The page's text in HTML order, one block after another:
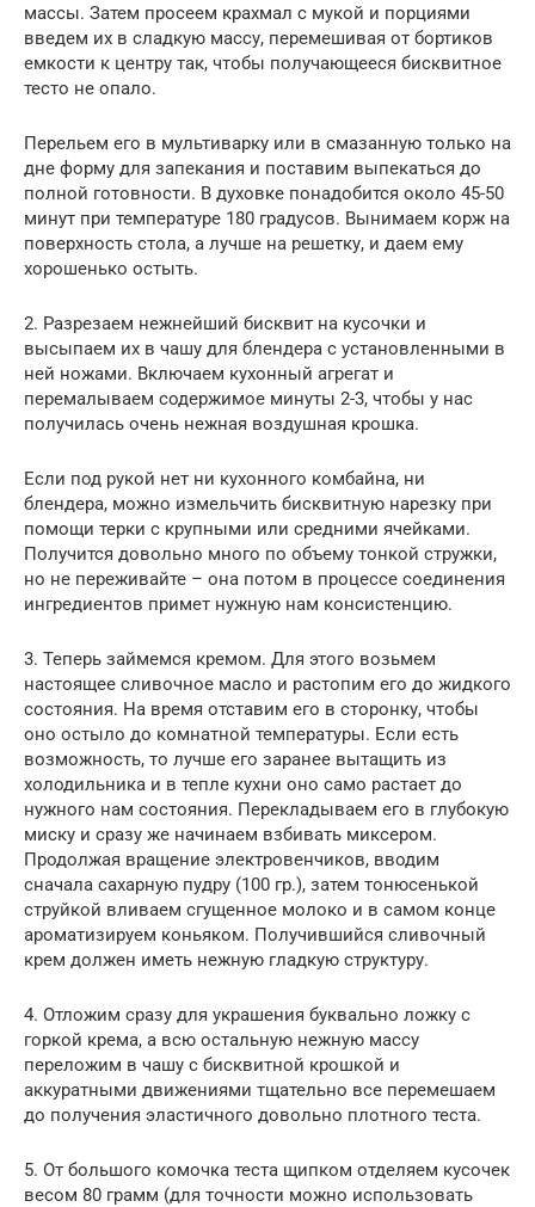
массы. Затем просеем крахмал с мукой и порциями
введем их в сладкую массу, перемешивая от бортиков
емкости к центру так, чтобы получающееся бисквитное
тесто не опало.
Перельем его в мультиварку или в смазанную только на
дне форму для запекания и поставим выпекаться до
полной готовности. В духовке понадобится около 45-50
минут при температуре 180 градусов. Вынимаем корж на
поверхность стола, а лучше на решетку, и даем ему
хорошенько остыть.
2. Разрезаем нежнейший бисквит на кусочки и
высыпаем их в чашу для блендера с установленными в
ней ножами. Включаем кухонный агрегат и
перемалываем содержимое минуты 2-3, чтобы у нас
получилась очень нежная воздушная крошка.
Если под рукой нет ни кухонного комбайна, ни
блендера, можно измельчить бисквитную нарезку при
помощи терки с крупными или средними ячейками.
Получится довольно много по объему тонкой стружки,
но не переживайте – она потом в процессе соединения
ингредиентов примет нужную нам консистенцию.
3. Теперь займемся кремом. Для этого возьмем
настоящее сливочное масло и растопим его до жидкого
состояния. На время отставим его в сторонку, чтобы
оно остыло до комнатной температуры. Если есть
возможность, то лучше его заранее вытащить из
холодильника и в тепле кухни оно само растает до
нужного нам состояния. Перекладываем его в глубокую
миску и сразу же начинаем взбивать миксером.
Продолжая вращение электровенчиков, вводим
сначала сахарную пудру (100 гр.), затем тонюсенькой
струйкой вливаем сгущенное молоко и в самом конце
ароматизируем коньяком. Получившийся сливочный
крем должен иметь нежную гладкую структуру.
4. Отложим сразу для украшения буквально ложку с
горкой крема, а всю остальную нежную массу
переложим в чашу с бисквитной крошкой и
аккуратными движениями тщательно все перемешаем
до получения эластичного довольно плотного теста.
5. От большого комочка теста щипком отделяем кусочек
весом 80 грамм (для точности можно использовать